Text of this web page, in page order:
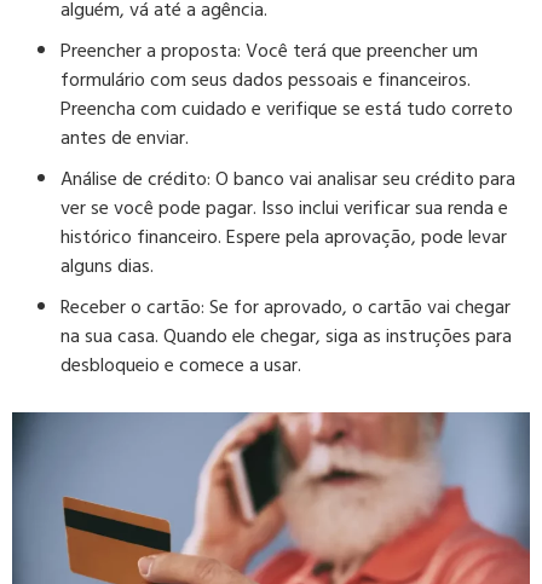
alguém, vá até a agência.
Preencher a proposta:Você terá que preencher um
formulário com seus dados pessoais e financeiros.
Preencha com cuidado e verifique se está tudo correto
antes de enviar.
Análise de crédito:O banco vai analisar seu crédito para
ver se você pode pagar. Isso inclui verificar sua renda e
histórico financeiro. Espere pela aprovação, pode levar
alguns dias.
Receber o cartão:Se for aprovado, o cartão vai chegar
na sua casa. Quando ele chegar, siga as instruções para
desbloqueio e comece a usar.